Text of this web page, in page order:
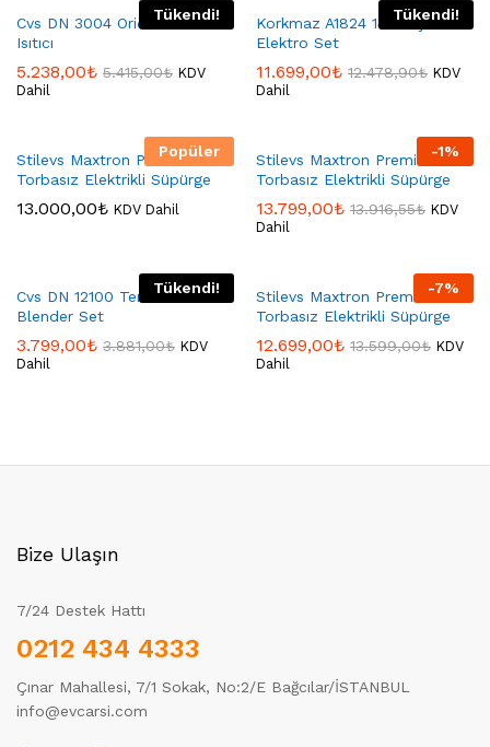
Tükendi!
Cvs DN 3004 Orion Elektrikli
Isıtıcı
5.238,00₺ 5.415,00₺ KDV
Dahil
Tükendi!
Korkmaz A1824 14 Parça
Elektro Set
11.699,00₺ 12.478,90₺ KDV
Dahil
Popüler
Stilevs Maxtron Premium
Torbasız Elektrikli Süpürge
13.000,00₺ KDV Dahil
-1%
Stilevs Maxtron Premium
Torbasız Elektrikli Süpürge
13.799,00₺ 13.916,55₺ KDV
Dahil
Tükendi!
Cvs DN 12100 Tenet 3’lü
Blender Set
3.799,00₺ 3.881,00₺ KDV
Dahil
-7%
Stilevs Maxtron Premium
Torbasız Elektrikli Süpürge
12.699,00₺ 13.599,00₺ KDV
Dahil
Bize Ulaşın
7/24 Destek Hattı
0212 434 4333
Çınar Mahallesi, 7/1 Sokak, No:2/E Bağcılar/İSTANBUL
info@evcarsi.com